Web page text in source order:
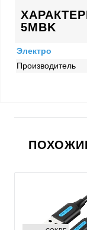
5MBK
Электро
Производитель